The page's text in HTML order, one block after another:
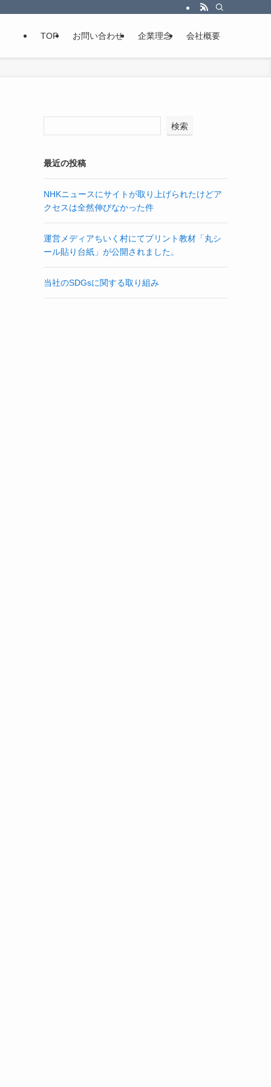
TOP お問い合わせ 企業理念 会社概要
検索
最近の投稿
NHKニュースにサイトが取り上げられたけどア
クセスは全然伸びなかった件
運営メディアちいく村にてプリント教材「丸シ
ール貼り台紙」が公開されました。
当社のSDGsに関する取り組み